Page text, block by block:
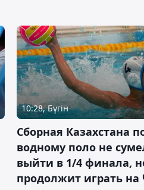
10:28, Бүгін
Сборная Казахстана
водному поло не
выйти в 1/4 финала,
продолжит играть